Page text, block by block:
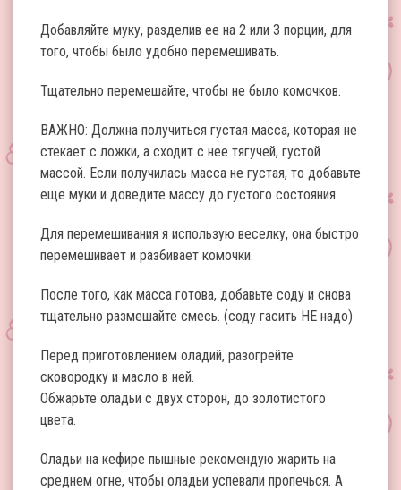
Добавляйте муку, разделив ее на 2 или 3 порции, для
того, чтобы было удобно перемешивать.
Тщательно перемешайте, чтобы не было комочков.
ВАЖНО: Должна получиться густая масса, которая не
стекает с ложки, а сходит с нее тягучей, густой
массой. Если получилась масса не густая, то добавьте
еще муки и доведите массу до густого состояния.
Для перемешивания я использую веселку, она быстро
перемешивает и разбивает комочки.
После того, как масса готова, добавьте соду и снова
тщательно размешайте смесь. (соду гасить НЕ надо)
Перед приготовлением оладий, разогрейте
сковородку и масло в ней.
Обжарьте оладьи с двух сторон, до золотистого
цвета.
Оладьи на кефире пышные рекомендую жарить на
среднем огне, чтобы оладьи успевали пропечься. А